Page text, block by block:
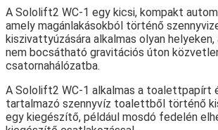
A Sololift2 WC-1 egy kicsi, kompakt
amely magánlakásokból történő
kiszivattyúzására alkalmas olyan helyeken,
nem bocsátható gravitációs úton
csatornahálózatba.
A Sololift2 WC-1 alkalmas a toalettpapírt
tartalmazó szennyvíz toalettből történő
egy kiegészítő, például mosdó fedelén